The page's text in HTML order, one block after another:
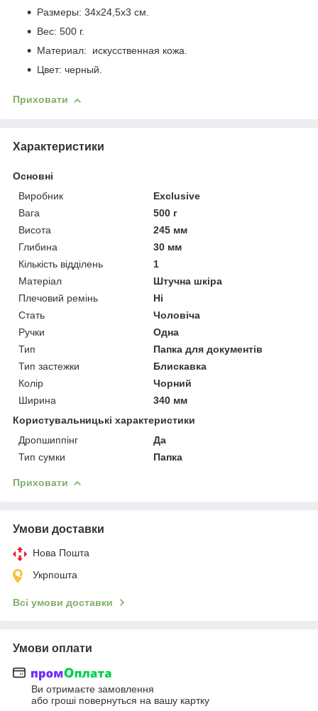
Размеры: 34х24,5х3 см.
Вес: 500 г.
Материал: искусственная кожа.
Цвет: черный.
Приховати
Характеристики
Основні
Виробник
Exclusive
Вага
500 г
Висота
245 мм
Глибина
30 мм
Кількість відділень
1
Матеріал
Штучна шкіра
Плечовий ремінь
Ні
Стать
Чоловіча
Ручки
Одна
Тип
Папка для документів
Тип застежки
Блискавка
Колір
Чорний
Ширина
340 мм
Користувальницькі характеристики
Дропшиппінг
Да
Тип сумки
Папка
Приховати
Умови доставки
Нова Пошта
Укрпошта
Всі умови доставки
Умови оплати
Ви отримаєте замовлення
або гроші повернуться на вашу картку